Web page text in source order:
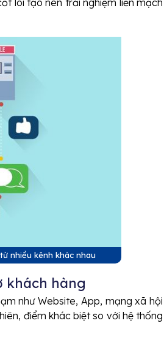
lõi tạo nên trải nghiệm liền mạch
nhiều kênh khác nhau
khách hàng
như Website, App, mạng xã hội
điểm khác biệt so với hệ thống